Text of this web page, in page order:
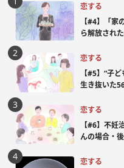
恋する
【#4】「
ら解放され
恋する
【#5】“子
生き抜いた
恋する
【#6】不
んの場合・
恋する